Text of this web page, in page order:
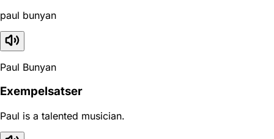
paul bunyan
Paul Bunyan
Exempelsatser
Paul is a talented musician.